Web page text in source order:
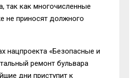
так как многочисленные
не приносят должного
нацпроекта «Безопасные и
ремонт бульвара
дни приступит к